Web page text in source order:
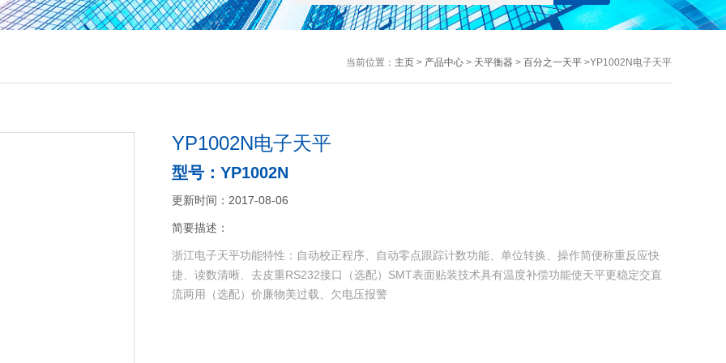
当前位置： 主页> 产品中心> 天平衡器 > 百分之一天平>YP1002N电子天平
YP1002N电子天平
型号：YP1002N
更新时间：2017-08-06
简要描述：
浙江电子天平功能特性：自动校正程序、自动零点跟踪计数功能、单位转换、操作简便称重反应快
捷、读数清晰、去皮重RS232接口（选配）SMT表面贴装技术具有温度补偿功能使天平更稳定交直
流两用（选配）价廉物美过载、欠电压报警